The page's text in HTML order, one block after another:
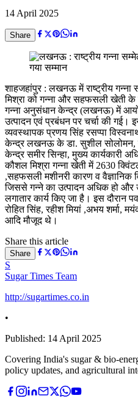
14 April 2025
Share
शाहजहांपुर : लखनऊ में राष्ट्रीय
मिश्रा को गन्ना और सहफसली खेती के
गन्ना अनुसंधान केन्द्र (लखनऊ) में
उत्पादन एवं प्रबंधन पर चर्चा की
व्यवस्थापक प्रणय सिंह रसप्पा
केन्द्र लखनऊ के डा. सुशील सोलोमन,
केन्द्र समीर सिन्हा, मुख्य कार्यकारी
कौशल मिश्रा गन्ना खेती में 2630
,सहफसली मशीनरी कारण व
जिससे गन्ने का उत्पादन अधिक हो
लगातार कार्य किए जा है। इस दौरान
रोहित सिंह, रहीश मियां ,अभय शर्मा,
आदि मौजूद थे।
Share this article
Share
S
Sugar Times Team
http://sugartimes.co.in
•
Published: 14 April 2025
Covering India's sugar & bio-
policy updates, and agricultural